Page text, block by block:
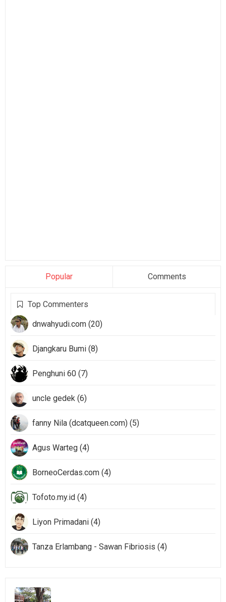
Popular Comments
Top Commenters
dnwahyudi.com (20)
Djangkaru Bumi (8)
Penghuni 60 (7)
uncle gedek (6)
fanny Nila (dcatqueen.com) (5)
Agus Warteg (4)
BorneoCerdas.com (4)
Tofoto.my.id (4)
Liyon Primadani (4)
Tanza Erlambang - Sawan Fibriosis (4)